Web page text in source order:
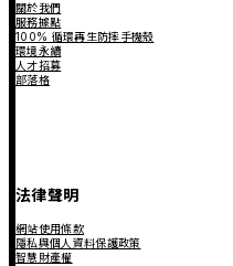
關於我們
服務據點
100% 循環再生防摔手機殼
環境永續
人才招募
部落格
法律聲明
網站使用條款
隱私與個人資料保護政策
智慧財產權